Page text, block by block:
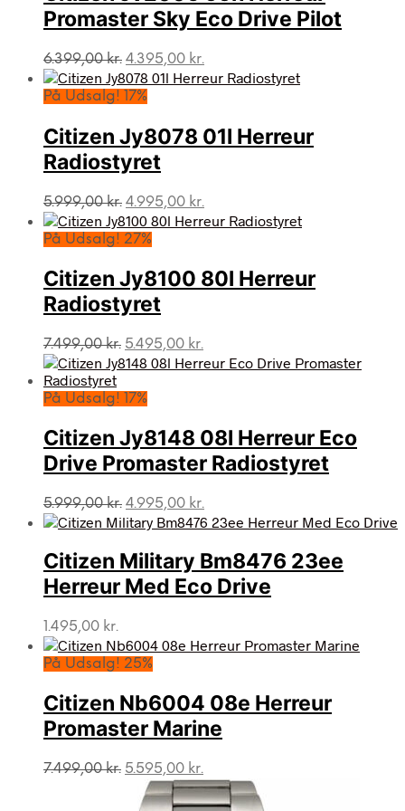
Promaster Sky Eco Drive Pilot
6.399,00kr. Den
oprindelige
pris
6.399,00 kr..
4.395,00 kr.
aktuelle
4.395,00 kr..
På Udsalg! 17%
Citizen Jy8078 01l Herreur
Radiostyret
5.999,00kr. Den
oprindelige
pris
5.999,00 kr..
4.995,00 kr.
aktuelle
4.995,00 kr..
På Udsalg! 27%
Citizen Jy8100 80l Herreur
Radiostyret
7.499,00kr. Den
oprindelige
var:
5.495,00 kr.
aktuelle
På Udsalg! 17%
Citizen Jy8148 08l Herreur Eco
Drive Promaster Radiostyret
5.999,00kr. Den
oprindelige
var:
5.999,00 kr..
4.995,00 kr.
aktuelle
er:
4.995,00 kr..
Citizen Military Bm8476 23ee
Herreur Med Eco Drive
1.495,00 kr.
På Udsalg! 25%
Citizen Nb6004 08e Herreur
Promaster Marine
7.499,00kr. Den
oprindelige
pris
5.595,00 kr.
aktuelle
pris